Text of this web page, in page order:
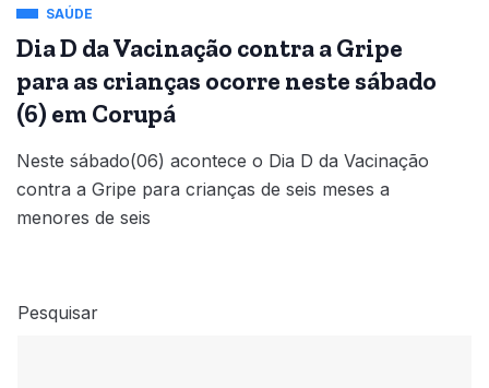
SAÚDE
Dia D da Vacinação contra a Gripe
para as crianças ocorre neste sábado
(6) em Corupá
Neste sábado(06) acontece o Dia D da Vacinação
contra a Gripe para crianças de seis meses a
menores de seis
Pesquisar